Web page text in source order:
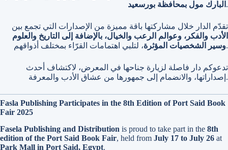
البارك مول بمحافظة بورسعيد .
تقدّم الدار خلال مشاركتها باقة مميزة من الإصدارات التي تجمع بين
الأدب والفكر، وعوالم الرعب والخيال، بالإضافة إلى التاريخ والعلوم
وسير الشخصيات المؤثرة، لتلبي اهتمامات القرّاء بمختلف أذواقهم.
تدعوكم دار فاصلة لزيارة جناحها في المعرض، لاكتشاف أحدث
إصداراتها، والانضمام إلى جمهورها من عشاق الأدب والمعرفة.
Fasla Publishing Participates in the 8th Edition of Port Said Book
Fair 2025
Fasela Publishing and Distribution is proud to take part in the 8th
edition of the Port Said Book Fair, held from July 17 to July 26 at
Park Mall in Port Said, Egypt.